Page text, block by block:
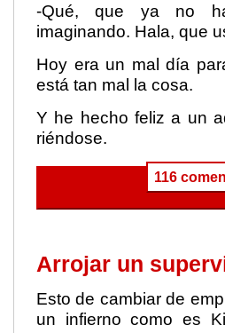
-Qué, que ya no
imaginando. Hala, que
Hoy era un mal día
está tan mal la cosa.
Y he hecho feliz a un
riéndose.
116
Arrojar un
Esto de cambiar de
un infierno como es